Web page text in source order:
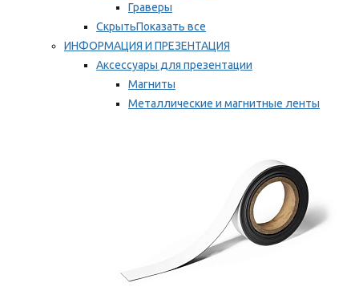
Граверы
СкрытьПоказать все
ИНФОРМАЦИЯ И ПРЕЗЕНТАЦИЯ
Аксессуары для презентации
Магниты
Металлические и магнитные ленты